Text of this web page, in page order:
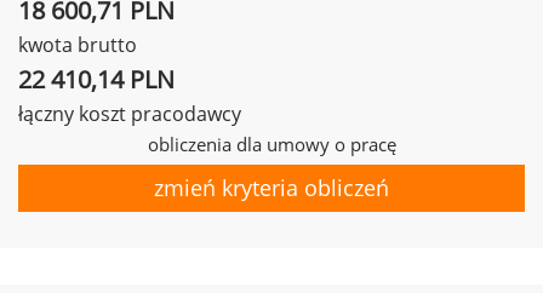
18 600,71 PLN
kwota brutto
22 410,14 PLN
łączny koszt pracodawcy
obliczenia dla umowy o pracę
zmień kryteria obliczeń